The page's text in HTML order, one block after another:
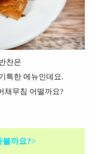
찬은
특한 메뉴인데요.
채무침 어떨까요?
볼까요?>